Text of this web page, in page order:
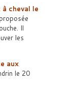
cheval le
Il
les
aux
le 20